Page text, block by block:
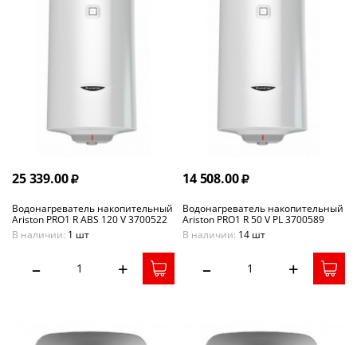
25 339.00
Водонагреватель накопительный
Ariston PRO1 R ABS 120 V 3700522
В наличии: 1 шт
– +
14 508.00
Водонагреватель накопительный
Ariston PRO1 R 50 V PL 3700589
В наличии: 14 шт
– +